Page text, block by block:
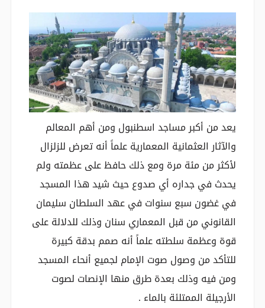
يعد من أكبر مساجد اسطنبول ومن أهم المعالم
والآثار العثمانية المعمارية علماً أنه تعرض للزلزال
لأكثر من مئة مرة ومع ذلك حافظ على عظمته ولم
يحدث في جداره أي صدوع حيث شيد هذا المسجد
في غضون سبع سنوات في عهد السلطان سليمان
القانوني من قبل المعماري سنان وذلك للدلالة على
قوة وعظمة سلطته علماً أنه صمم بدقة كبيرة
للتأكد من وصول صوت الإمام لجميع أنحاء المسجد
ومن فيه وذلك بعدة طرق منها الإنصات لصوت
الأرجيلة الممتلئة بالماء .